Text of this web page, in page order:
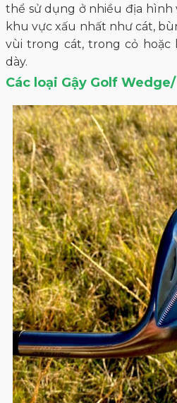
thể sử dụng ở nhiều địa
khu vực xấu nhất như cát,
vùi trong cát, trong cỏ
dày.
Các loại Gậy Golf